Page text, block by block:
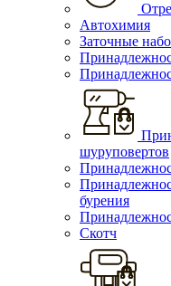
Автохимия
Заточные
шуруповертов
бурения
Скотч